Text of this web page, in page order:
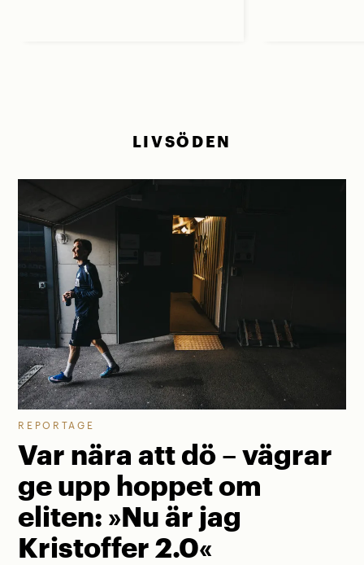
LIVSÖDEN
REPORTAGE
Var nära att dö – vägrar
ge upp hoppet om
eliten: »Nu är jag
Kristoffer 2.0«